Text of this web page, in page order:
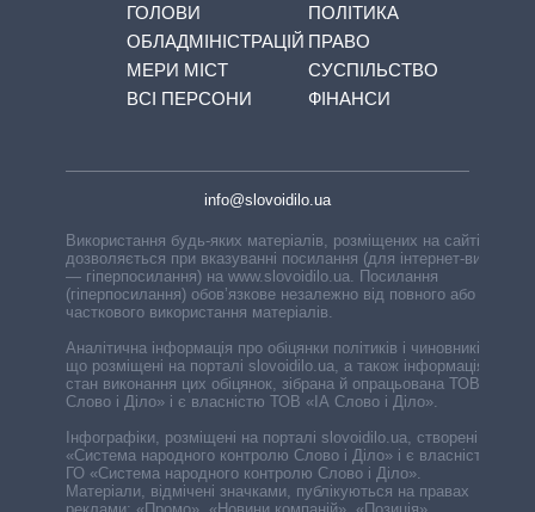
ГОЛОВИ
ОБЛАДМІНІСТРАЦІЙ
МЕРИ МІСТ
ВСІ ПЕРСОНИ
ПОЛІТИКА
ПРАВО
СУСПІЛЬСТВО
ФІНАНСИ
info@slovoidilo.ua
Використання будь-яких матеріалів, розміщених на сайті,
дозволяється при вказуванні посилання (для інтернет-видань
— гіперпосилання) на www.slovoidilo.ua. Посилання
(гіперпосилання) обов’язкове незалежно від повного або
часткового використання матеріалів.
Аналітична інформація про обіцянки політиків і чиновників,
що розміщені на порталі slovoidilo.ua, а також інформація про
стан виконання цих обіцянок, зібрана й опрацьована ТОВ «ІА
Слово і Діло» і є власністю ТОВ «ІА Слово і Діло».
Інфографіки, розміщені на порталі slovoidilo.ua, створені ГО
«Система народного контролю Слово і Діло» і є власністю
ГО «Система народного контролю Слово і Діло».
Матеріали, відмічені значками, публікуються на правах